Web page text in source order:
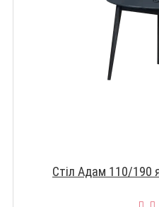
Стіл Адам 110/190